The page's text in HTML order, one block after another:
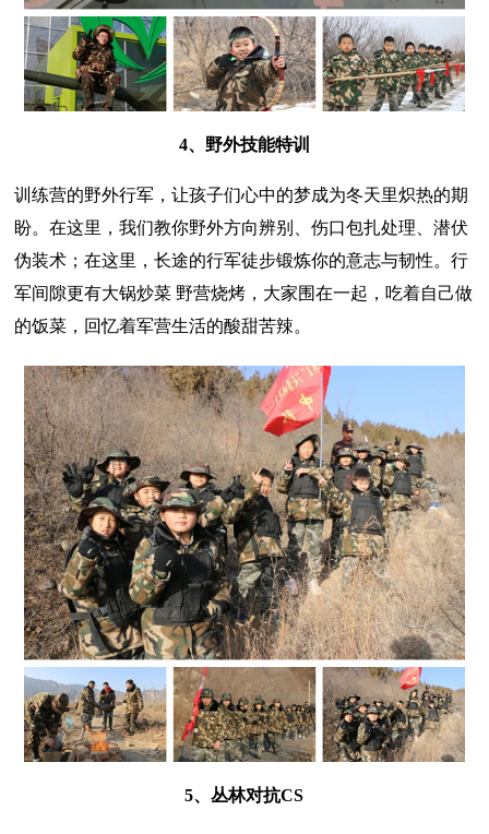
4、野外技能特训
训练营的野外行军，让孩子们心中的梦成为冬天里炽热的期
盼。在这里，我们教你野外方向辨别、伤口包扎处理、潜伏
伪装术；在这里，长途的行军徒步锻炼你的意志与韧性。行
军间隙更有大锅炒菜 野营烧烤，大家围在一起，吃着自己做
的饭菜，回忆着军营生活的酸甜苦辣。
5、丛林对抗CS